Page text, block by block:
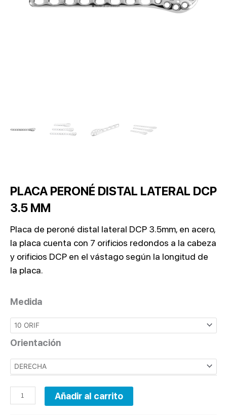
PLACA PERONÉ DISTAL LATERAL DCP
3.5 MM
Placa de peroné distal lateral DCP 3.5mm, en acero,
la placa cuenta con 7 orificios redondos a la cabeza
y orificios DCP en el vástago según la longitud de
la placa.
Medida
Orientación
PLACA
DISTAL
LATERAL
3.5
cantidad
Añadir al carrito